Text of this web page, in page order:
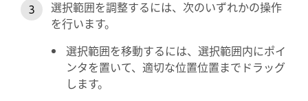
選択範囲を調整するには、次のいずれかの操作
を行います。
選択範囲を移動するには、選択範囲内にポイ
ンタを置いて、適切な位置位置までドラッグ
します。